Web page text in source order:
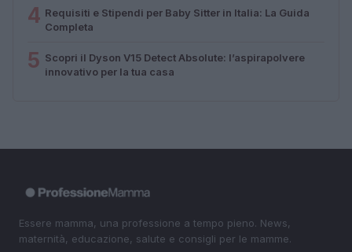
4 Requisiti e Stipendi per Baby Sitter in Italia: La Guida
Completa
5 Scopri il Dyson V15 Detect Absolute: l’aspirapolvere
innovativo per la tua casa
Essere mamma, una professione a tempo pieno. News,
maternità, educazione, salute e consigli per le mamme.